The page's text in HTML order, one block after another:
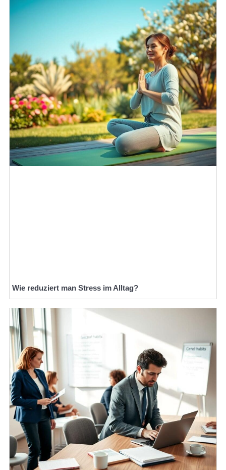
Wie reduziert man Stress im Alltag?